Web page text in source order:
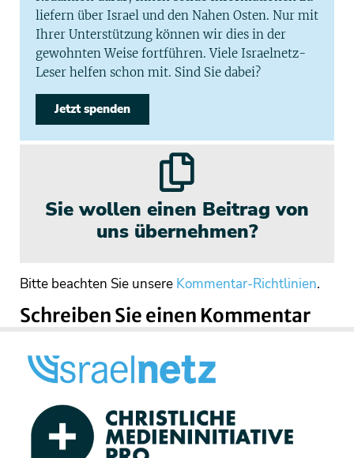
liefern über Israel und den Nahen Osten. Nur mit
Ihrer Unterstützung können wir dies in der
gewohnten Weise fortführen. Viele Israelnetz-
Leser helfen schon mit. Sind Sie dabei?
Jetzt spenden
Sie wollen einen Beitrag von
uns übernehmen?
Bitte beachten Sie unsere Kommentar-Richtlinien.
Schreiben Sie einen Kommentar